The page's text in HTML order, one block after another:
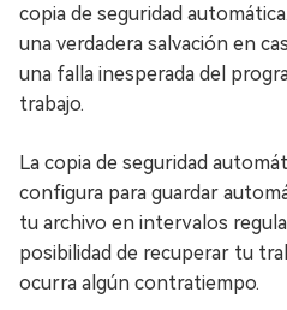
copia de seguridad
una verdadera salvación en
una falla inesperada del
trabajo.
La copia de seguridad
configura para guardar
tu archivo en intervalos
posibilidad de recuperar tu
ocurra algún contratiempo.